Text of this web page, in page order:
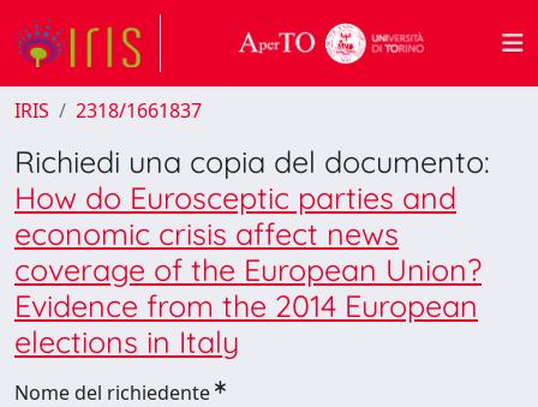
IRIS 2318/1661837
Richiedi una copia del documento:
How do Eurosceptic parties and
economic crisis affect news
coverage of the European Union?
Evidence from the 2014 European
elections in Italy
Nome del richiedente